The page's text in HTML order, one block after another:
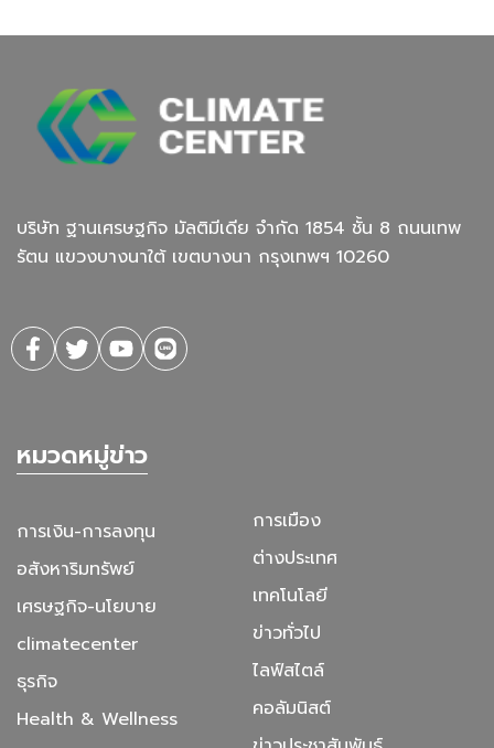
บริษัท ฐานเศรษฐกิจ มัลติมีเดีย จํากัด 1854 ชั้น 8 ถนนเทพ
รัตน แขวงบางนาใต้ เขตบางนา กรุงเทพฯ 10260
หมวดหมู่ข่าว
การเงิน-การลงทุน
อสังหาริมทรัพย์
เศรษฐกิจ-นโยบาย
climatecenter
ธุรกิจ
Health & Wellness
การเมือง
ต่างประเทศ
เทคโนโลยี
ข่าวทั่วไป
ไลฟ์สไตล์
คอลัมนิสต์